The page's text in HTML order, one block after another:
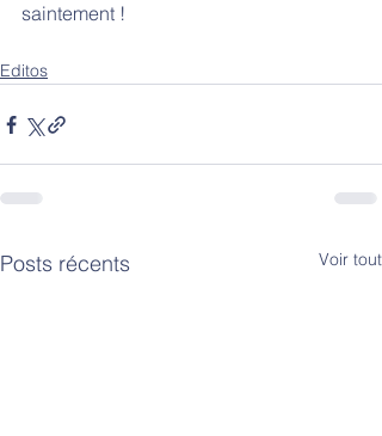
saintement !
Editos
Posts récents Voir tout